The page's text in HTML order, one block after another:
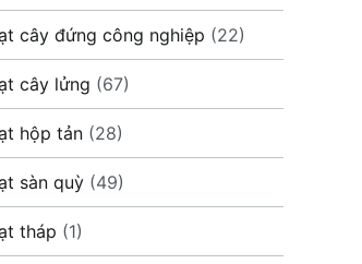
cây đứng công nghiệp (22)
cây lửng (67)
hộp tản (28)
sàn quỳ (49)
tháp (1)